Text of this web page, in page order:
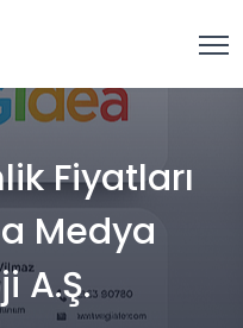
Fiyatları
Medya
A.Ş.